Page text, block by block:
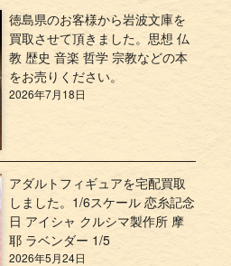
徳島県のお客様から岩波文庫を
買取させて頂きました。思想 仏
教 歴史 音楽 哲学 宗教などの本
をお売りください。
2026年7月18日
アダルトフィギュアを宅配買取
しました。1/6スケール 恋糸記念
日 アイシャ クルシマ製作所 摩
耶 ラベンダー 1/5
2026年5月24日